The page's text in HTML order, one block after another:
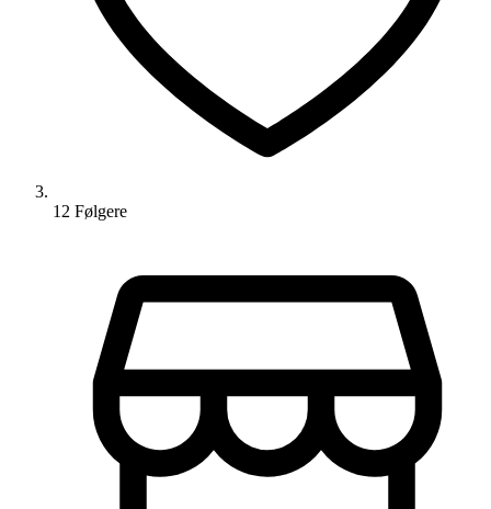
12 Følgere